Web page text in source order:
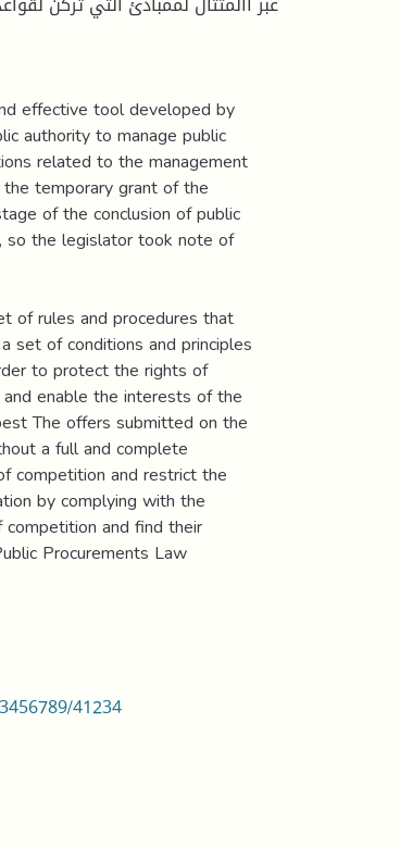
effective tool developed by
authority to manage public
related to the management
temporary grant of the
of the conclusion of public
so the legislator took note of
of rules and procedures that
set of conditions and principles
to protect the rights of
enable the interests of the
The offers submitted on the
a full and complete
competition and restrict the
by complying with the
and find their
Procurements Law
41234